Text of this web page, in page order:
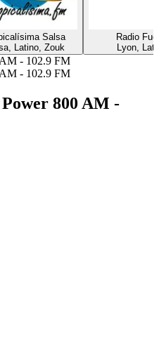
Salsa
Latino, Zouk
Radio
Lyon,
- 102.9 FM
- 102.9 FM
800 AM -